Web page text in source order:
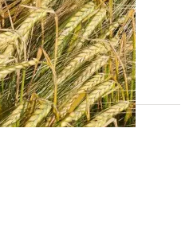
de la dernière
pour...